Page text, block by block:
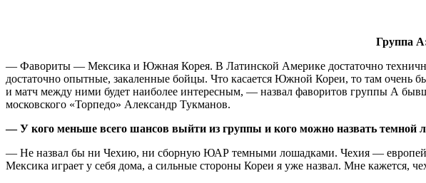
Группа
— Фавориты — Мексика и Южная Корея. В Латинской Америке достаточно
достаточно опытные, закаленные бойцы. Что касается Южной Кореи, то там очень
и матч между ними будет наиболее интересным, — назвал фаворитов группы А
московского «Торпедо» Александр Тукманов.
— У кого меньше всего шансов выйти из группы и кого можно назвать темной
— Не назвал бы ни Чехию, ни сборную ЮАР темными лошадками. Чехия —
Мексика играет у себя дома, а сильные стороны Кореи я уже назвал. Мне кажется,